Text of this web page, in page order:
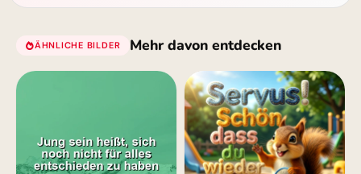
ÄHNLICHE BILDER Mehr davon entdecken